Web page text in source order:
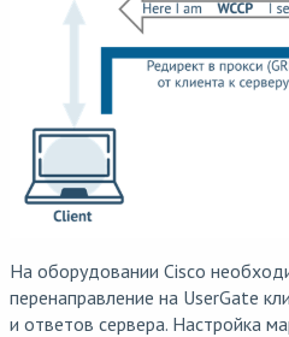
На оборудовании Cisco
перенаправление на UserGate
и ответов сервера. Настройка